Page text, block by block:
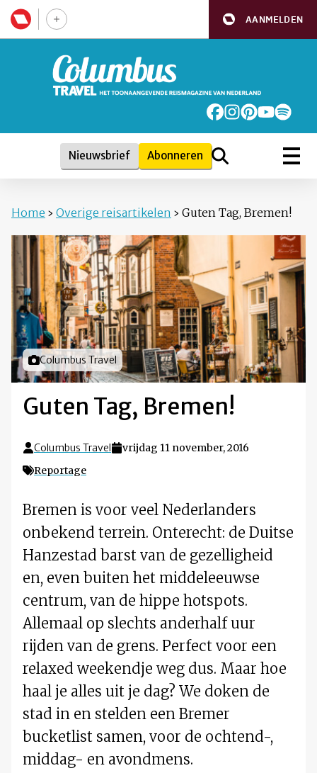
AANMELDEN
Nieuwsbrief Abonneren
Home › Overige reisartikelen › Guten Tag, Bremen!
Foto door
Columbus Travel
Guten Tag, Bremen!
Columbus Travel
vrijdag 11 november, 2016
Reportage
Bremen is voor veel Nederlanders
onbekend terrein. Onterecht: de Duitse
Hanzestad barst van de gezelligheid
en, even buiten het middeleeuwse
centrum, van de hippe hotspots.
Allemaal op slechts anderhalf uur
rijden van de grens. Perfect voor een
relaxed weekendje weg dus. Maar hoe
haal je alles uit je dag? We doken de
stad in en stelden een Bremer
bucketlist samen, voor de ochtend-,
middag- en avondmens.